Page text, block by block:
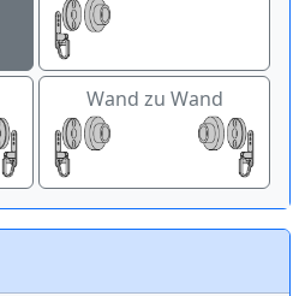
Wand zu Wand